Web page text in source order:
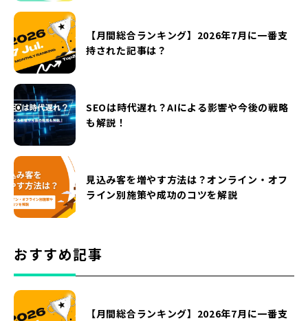
【月間総合ランキング】2026年7月に一番支
持された記事は？
SEOは時代遅れ？AIによる影響や今後の戦略
も解説！
見込み客を増やす方法は？オンライン・オフ
ライン別施策や成功のコツを解説
おすすめ記事
【月間総合ランキング】2026年7月に一番支